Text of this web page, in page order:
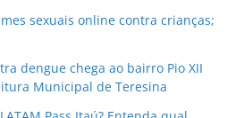
sexuais online contra crianças;
dengue chega ao bairro Pio XII
Municipal de Teresina